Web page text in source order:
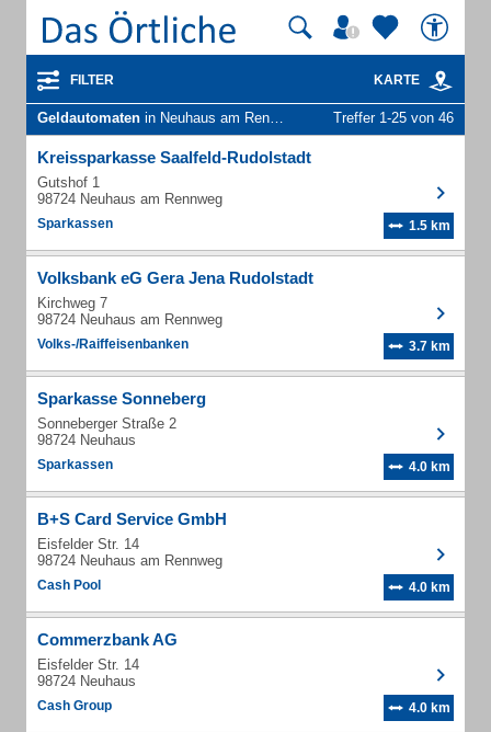
FILTER KARTE
Geldautomaten in Neuhaus am Rennweg Treffer 1-25 von 46
Kreissparkasse Saalfeld-Rudolstadt
Gutshof 1
98724 Neuhaus am Rennweg
Sparkassen 1.5 km
Volksbank eG Gera Jena Rudolstadt
Kirchweg 7
98724 Neuhaus am Rennweg
Volks-/Raiffeisenbanken 3.7 km
Sparkasse Sonneberg
Sonneberger Straße 2
98724 Neuhaus
Sparkassen 4.0 km
B+S Card Service GmbH
Eisfelder Str. 14
98724 Neuhaus am Rennweg
Cash Pool 4.0 km
Commerzbank AG
Eisfelder Str. 14
98724 Neuhaus
Cash Group 4.0 km